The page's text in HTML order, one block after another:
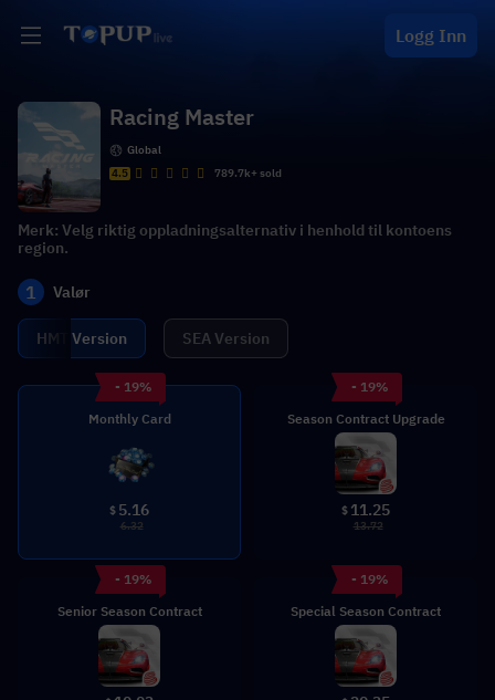
Logg Inn
Racing Master
Global
4.5
789.7k+ sold
Merk: Velg riktig oppladningsalternativ i henhold til kontoens
region.
1 Valør
HMT Version SEA Version
- 19%
Monthly Card
$ 5.16
6.32
- 19%
Season Contract Upgrade
$ 11.25
13.72
- 19%
Senior Season Contract
- 19%
Special Season Contract